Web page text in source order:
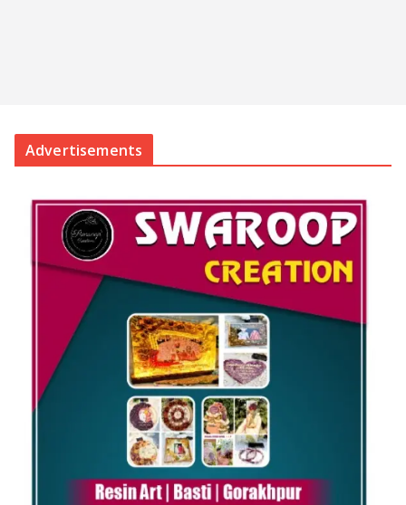
Advertisements